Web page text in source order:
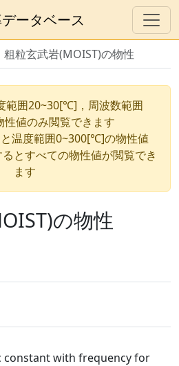
ータベース
粗粒玄武岩(MOIST)の物性
範囲20~30[℃]，周波数範囲
性値のみ閲覧できます
温度範囲0~300[℃]の物性値
とすべての物性値が閲覧でき
ます
の物性
constant with frequency for